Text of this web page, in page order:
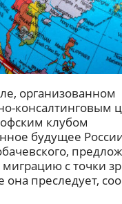
организованном
консалтинговым
клубом
будущее
миграцию с точки
она преследует,